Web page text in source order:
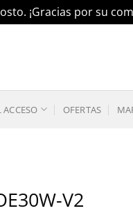
¡Gracias por su
OFERTAS
V2